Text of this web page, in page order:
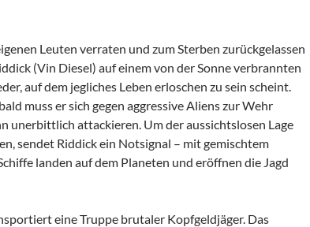
Leuten verraten und zum Sterben zurückgelassen
(Vin Diesel) auf einem von der Sonne verbrannten
auf dem jegliches Leben erloschen zu sein scheint.
muss er sich gegen aggressive Aliens zur Wehr
unerbittlich attackieren. Um der aussichtslosen Lage
sendet Riddick ein Notsignal – mit gemischtem
landen auf dem Planeten und eröffnen die Jagd
eine Truppe brutaler Kopfgeldjäger. Das